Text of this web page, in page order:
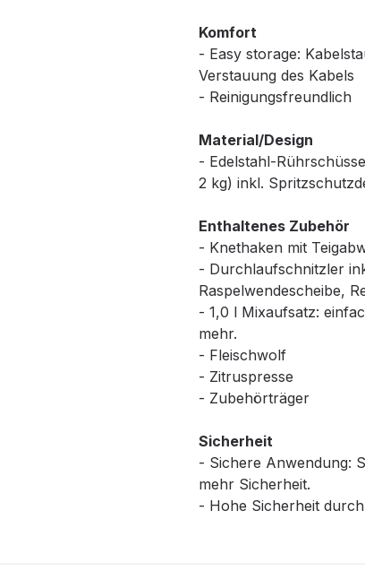
Komfort
- Easy storage:
Verstauung des Kabels
- Reinigungsfreundlich
Material/Design
- Edelstahl-
2 kg) inkl.
Enthaltenes Zubehör
- Knethaken mit
- Durchlaufschnitzler
Raspelwendescheibe,
- 1,0 l Mixaufsatz:
mehr.
- Fleischwolf
- Zitruspresse
- Zubehörträger
Sicherheit
- Sichere Anwendung:
mehr Sicherheit.
- Hohe Sicherheit